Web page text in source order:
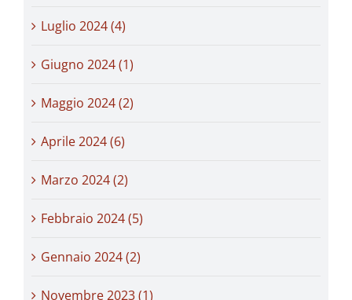
Luglio 2024 (4)
Giugno 2024 (1)
Maggio 2024 (2)
Aprile 2024 (6)
Marzo 2024 (2)
Febbraio 2024 (5)
Gennaio 2024 (2)
Novembre 2023 (1)